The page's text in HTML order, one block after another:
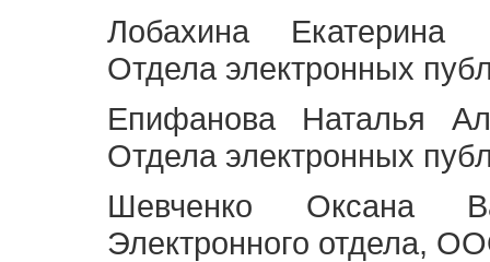
Лобахина Екатерина
Отдела электронных
Епифанова Наталья
Отдела электронных
Шевченко Оксана
Электронного отдела,